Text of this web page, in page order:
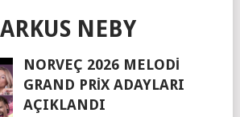
NEBY
NORVEÇ 2026 MELODI
GRAND PRIX ADAYLARI
AÇIKLANDI